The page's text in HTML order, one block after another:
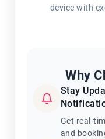
device with
Why
Stay
Get real-
and